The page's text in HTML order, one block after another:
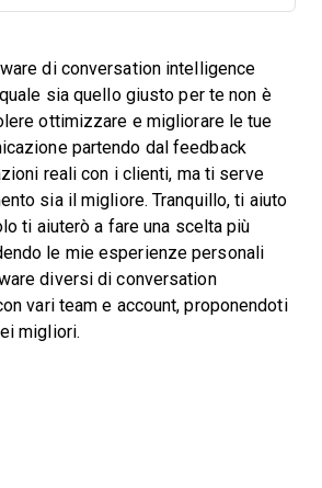
di conversation intelligence
sia quello giusto per te non è
ottimizzare e migliorare le tue
partendo dal feedback
reali con i clienti, ma ti serve
sia il migliore. Tranquillo, ti aiuto
ti aiuterò a fare una scelta più
le mie esperienze personali
diversi di conversation
vari team e account, proponendoti
migliori.